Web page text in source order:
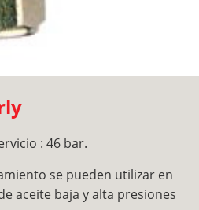
: 46 bar.
se pueden utilizar en
aceite baja y alta presiones